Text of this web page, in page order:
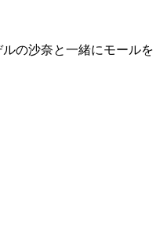
の沙奈と一緒にモールを